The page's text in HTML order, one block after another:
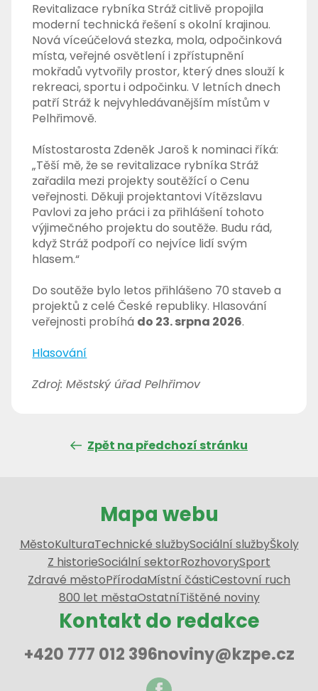
Revitalizace rybníka Stráž citlivě propojila
moderní technická řešení s okolní krajinou.
Nová víceúčelová stezka, mola, odpočinková
místa, veřejné osvětlení i zpřístupnění
mokřadů vytvořily prostor, který dnes slouží k
rekreaci, sportu i odpočinku. V letních dnech
patří Stráž k nejvyhledávanějším místům v
Pelhřimově.
Místostarosta Zdeněk Jaroš k nominaci říká:
„Těší mě, že se revitalizace rybníka Stráž
zařadila mezi projekty soutěžící o Cenu
veřejnosti. Děkuji projektantovi Vítězslavu
Pavlovi za jeho práci i za přihlášení tohoto
výjimečného projektu do soutěže. Budu rád,
když Stráž podpoří co nejvíce lidí svým
hlasem.“
Do soutěže bylo letos přihlášeno 70 staveb a
projektů z celé České republiky. Hlasování
veřejnosti probíhá do 23. srpna 2026.
Hlasování
Zdroj: Městský úřad Pelhřimov
Zpět na předchozí stránku
Mapa webu
MěstoKulturaTechnické službySociální službyŠkoly
Z historieSociální sektorRozhovorySport
Zdravé městoPřírodaMístní částiCestovní ruch
800 let městaOstatníTištěné noviny
Kontakt do redakce
+420 777 012 396noviny@kzpe.cz